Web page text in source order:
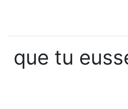
que tu